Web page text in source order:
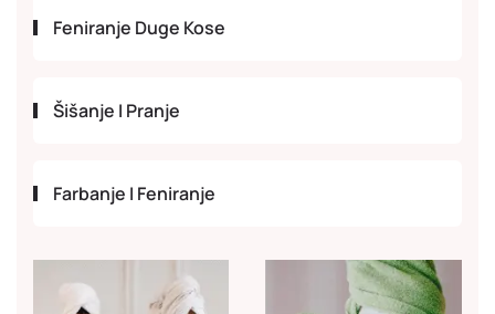
Feniranje Duge Kose
Šišanje I Pranje
Farbanje I Feniranje